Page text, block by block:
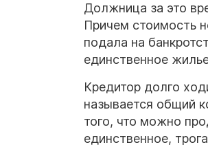
Должница за это
Причем стоимость
подала на
единственное
Кредитор долго
называется общий
того, что можно
единственное,